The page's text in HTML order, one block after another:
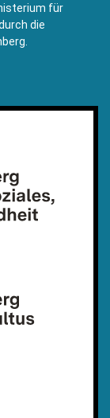
für
die